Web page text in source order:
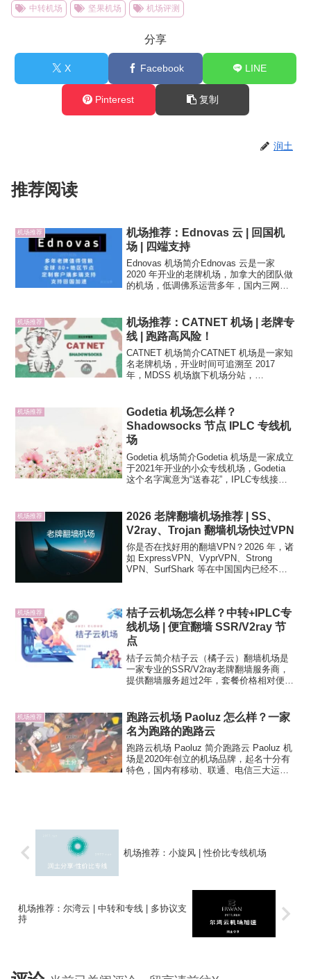
中转机场
坚果机场 机场评测
分享
X Facebook LINE
Pinterest 复制
润土
推荐阅读
机场推荐
机场推荐：Ednovas 云 | 回国机
场 | 四端支持
Ednovas 机场简介Ednovas 云是一家
2020 年开业的老牌机场，加拿大的团队做
的机场，低调佛系运营多年，国内三网优
作的 EMBY 成人服，另外很...
机场推荐
机场推荐：CATNET 机场 | 老牌专
线 | 跑路高风险！
CATNET 机场简介CATNET 机场是一家知
名老牌机场，开业时间可追溯至 2017
年，MDSS 机场旗下机场分站，
供。CATNET 机场在 Wi...
机场推荐
Godetia 机场怎么样？
Shadowsocks 节点 IPLC 专线机
场
Godetia 机场简介Godetia 机场是一家成立
于2021年开业的小众专线机场，Godetia
这个名字寓意为“送春花”，IPLC专线接
机场推荐
2026 老牌翻墙机场推荐 | SS、
V2ray、Trojan 翻墙机场快过VPN
你是否在找好用的翻墙VPN？2026 年，诸
如 ExpressVPN、VyprVPN、Strong
VPN、SurfShark 等在中国国内已经不再
机场推荐
桔子云机场怎么样？中转+IPLC专
线机场 | 便宜翻墙 SSR/V2ray 节
点
桔子云简介桔子云（橘子云）翻墙机场是
一家专业的SSR/V2ray老牌翻墙服务商，
提供翻墙服务超过2年，套餐价格相对便
墙机场，后期逐渐转为付费翻墙服务商，
提供更...
机场推荐
跑路云机场 Paoluz 怎么样？一家
名为跑路的跑路云
跑路云机场 Paoluz 简介跑路云 Paoluz 机
场是2020年创立的机场品牌，起名十分有
特色，国内有移动、联通、电信三大运营
机场推荐：小旋风 | 性价比专线机场
机场推荐：尔湾云 | 中转和专线 | 多协议支
持